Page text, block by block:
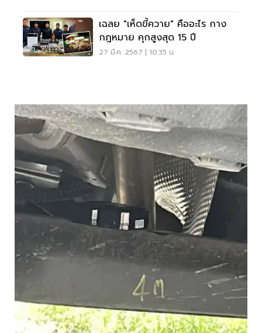
เฉลย "เห็ดขี้ควาย" คืออะไร กาง
กฎหมาย คุกสูงสุด 15 ปี
27 มี.ค. 2567 | 10:35 น.